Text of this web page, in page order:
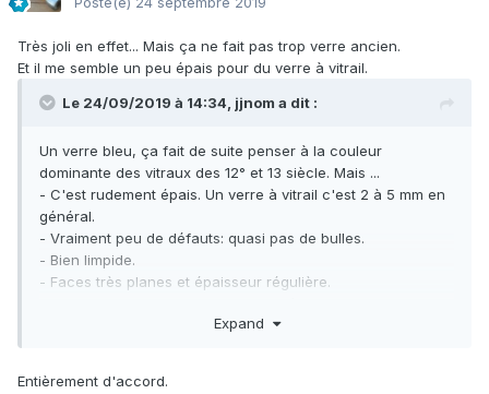
Très joli en effet... Mais ça ne fait pas trop verre ancien.
Et il me semble un peu épais pour du verre à vitrail.
Le 24/09/2019 à 14:34, jjnom a dit :
Un verre bleu, ça fait de suite penser à la couleur
dominante des vitraux des 12° et 13 siècle. Mais ...
- C'est rudement épais. Un verre à vitrail c'est 2 à 5 mm en
général.
- Vraiment peu de défauts: quasi pas de bulles.
- Bien limpide.
- Faces très planes et épaisseur régulière.
avec défauts, pas très limpides et d'épaisseur irrégulière.
Expand
Entièrement d'accord.